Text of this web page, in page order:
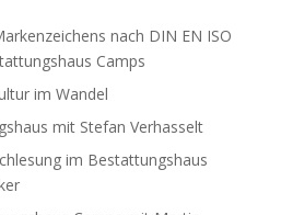
nach DIN EN ISO
Camps
im Wandel
mit Stefan Verhasselt
im Bestattungshaus